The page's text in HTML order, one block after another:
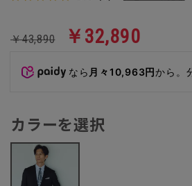
￥43,890 ￥32,890
なら 月々10,963円から。
カラーを選択